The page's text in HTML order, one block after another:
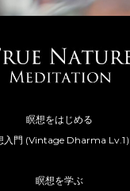
瞑想をはじめる
入門 (Vintage Dharma Lv.1）
瞑想を学ぶ